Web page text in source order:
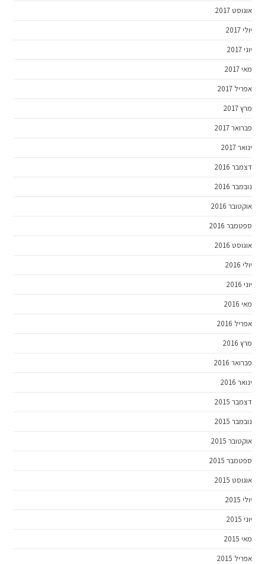
אוגוסט 2017
יולי 2017
יוני 2017
מאי 2017
אפריל 2017
מרץ 2017
פברואר 2017
ינואר 2017
דצמבר 2016
נובמבר 2016
אוקטובר 2016
ספטמבר 2016
אוגוסט 2016
יולי 2016
יוני 2016
מאי 2016
אפריל 2016
מרץ 2016
פברואר 2016
ינואר 2016
דצמבר 2015
נובמבר 2015
אוקטובר 2015
ספטמבר 2015
אוגוסט 2015
יולי 2015
יוני 2015
מאי 2015
אפריל 2015